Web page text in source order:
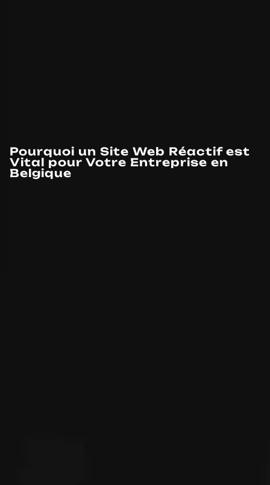
Pourquoi un Site Web Réactif est
Vital pour Votre Entreprise en
Belgique